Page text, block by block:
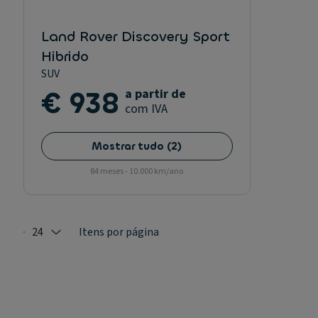
Land Rover Discovery Sport
Hibrido
SUV
€ 938 a partir de
com IVA
Mostrar tudo (2)
84 meses - 10.000 km/ano
Selected: 24
24 Itens por página